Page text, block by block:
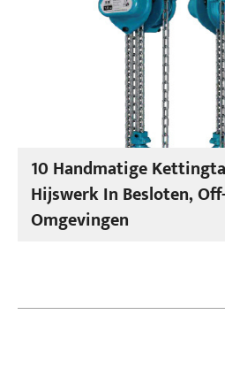
10 Handmatige
Hijswerk In Besloten,
Omgevingen